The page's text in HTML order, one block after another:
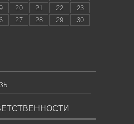
20 21 22
23
27 28 29
30